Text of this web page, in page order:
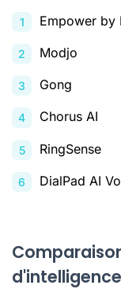
Empower by
Modjo
Gong
Chorus AI
RingSense
DialPad AI